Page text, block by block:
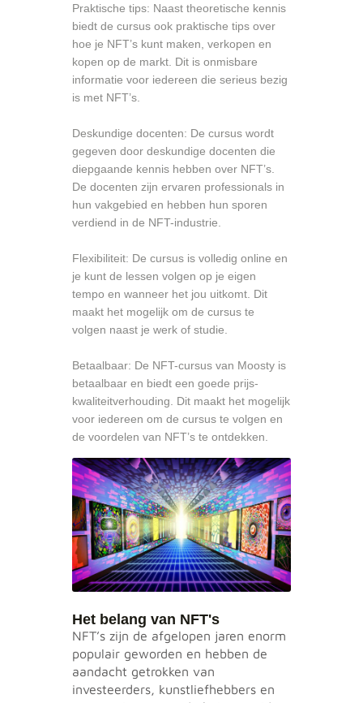
Praktische tips: Naast theoretische kennis
biedt de cursus ook praktische tips over
hoe je NFT’s kunt maken, verkopen en
kopen op de markt. Dit is onmisbare
informatie voor iedereen die serieus bezig
is met NFT’s.
Deskundige docenten: De cursus wordt
gegeven door deskundige docenten die
diepgaande kennis hebben over NFT’s.
De docenten zijn ervaren professionals in
hun vakgebied en hebben hun sporen
verdiend in de NFT-industrie.
Flexibiliteit: De cursus is volledig online en
je kunt de lessen volgen op je eigen
tempo en wanneer het jou uitkomt. Dit
maakt het mogelijk om de cursus te
volgen naast je werk of studie.
Betaalbaar: De NFT-cursus van Moosty is
betaalbaar en biedt een goede prijs-
kwaliteitverhouding. Dit maakt het mogelijk
voor iedereen om de cursus te volgen en
de voordelen van NFT’s te ontdekken.
Het belang van NFT's
NFT’s zijn de afgelopen jaren enorm
populair geworden en hebben de
aandacht getrokken van
investeerders, kunstliefhebbers en